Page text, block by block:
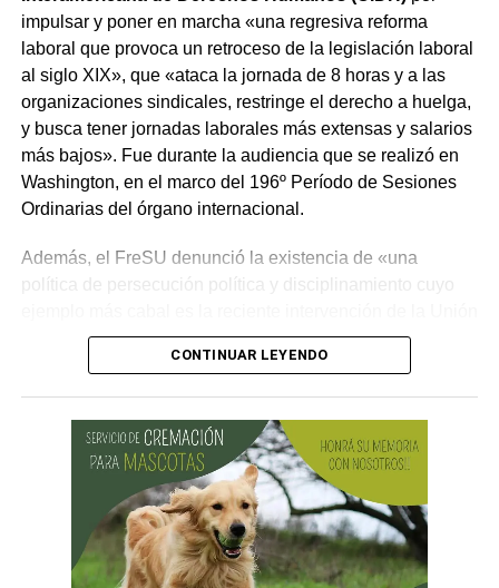
impulsar y poner en marcha «una regresiva reforma
laboral que provoca un retroceso de la legislación laboral
al siglo XIX», que «ataca la jornada de 8 horas y a las
organizaciones sindicales, restringe el derecho a huelga,
y busca tener jornadas laborales más extensas y salarios
más bajos». Fue durante la audiencia que se realizó en
Washington, en el marco del 196º Período de Sesiones
Ordinarias del órgano internacional.
Además, el FreSU denunció la existencia de «una
política de persecución política y disciplinamiento cuyo
Obrera Metalúrgica (UOM) y la persecución mediática,
gremial, jurídica y personal» desplegada por funcionarios
(APLA), Pablo Biró.
«El espíritu de esta reforma es beneficiar sólo a los
empresarios y aumentar sus márgenes de rentabilidad a
partir de una mayor explotación. Jornadas más extensas
y salarios más bajos», dijo el secretario general de ATE,
Rodolfo Aguiar, al iniciar la exposición por parte del
CONTINUAR LEYENDO